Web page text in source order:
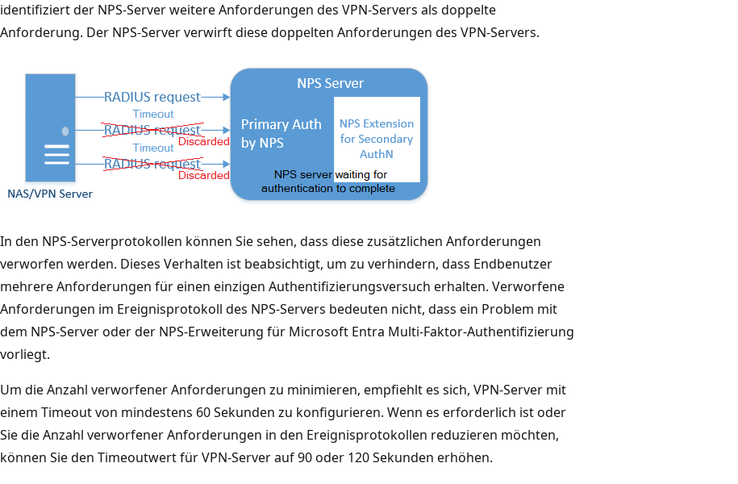
identifiziert der NPS-Server weitere Anforderungen des VPN-Servers als doppelte
Anforderung. Der NPS-Server verwirft diese doppelten Anforderungen des VPN-Servers.
In den NPS-Serverprotokollen können Sie sehen, dass diese zusätzlichen Anforderungen
verworfen werden. Dieses Verhalten ist beabsichtigt, um zu verhindern, dass Endbenutzer
mehrere Anforderungen für einen einzigen Authentifizierungsversuch erhalten. Verworfene
Anforderungen im Ereignisprotokoll des NPS-Servers bedeuten nicht, dass ein Problem mit
dem NPS-Server oder der NPS-Erweiterung für Microsoft Entra Multi-Faktor-Authentifizierung
vorliegt.
Um die Anzahl verworfener Anforderungen zu minimieren, empfiehlt es sich, VPN-Server mit
einem Timeout von mindestens 60 Sekunden zu konfigurieren. Wenn es erforderlich ist oder
Sie die Anzahl verworfener Anforderungen in den Ereignisprotokollen reduzieren möchten,
können Sie den Timeoutwert für VPN-Server auf 90 oder 120 Sekunden erhöhen.